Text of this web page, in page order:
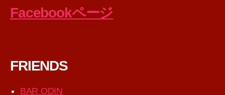
Facebookページ
FRIENDS
BAR ODIN